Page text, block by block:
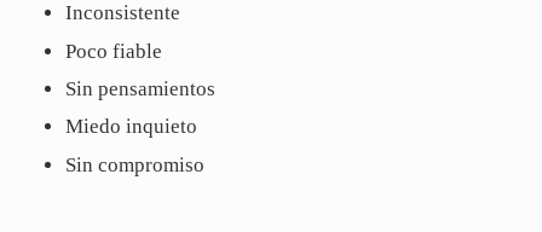
Inconsistente
Poco fiable
Sin pensamientos
Miedo inquieto
Sin compromiso